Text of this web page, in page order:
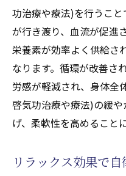
功治療や療法)を行うこ
が行き渡り、血流が促進
栄養素が効率よく供給さ
なります。循環が改善さ
労感が軽減され、身体全
啓気功治療や療法)の緩
げ、柔軟性を高めること
リラックス効果で